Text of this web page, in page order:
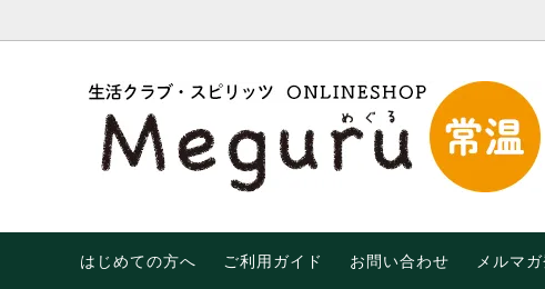
調味料・油 米・麺・粉
生活用品 有機（オーガ
【限定】おトクなわけあり品！
【期間限定】
末限定品や月
はじめての方へ
はじめての方へ ご利用ガイド お問い合わせ メルマ